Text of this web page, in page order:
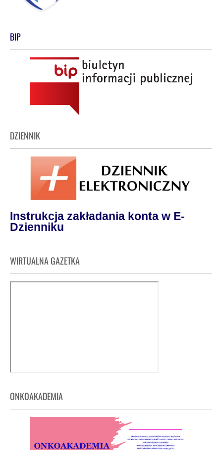
BIP
DZIENNIK
Instrukcja zakładania konta w E-
Dzienniku
WIRTUALNA GAZETKA
ONKOAKADEMIA